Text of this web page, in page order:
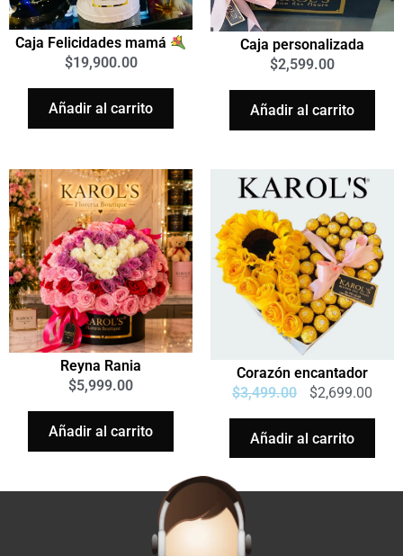
Caja Felicidades mamá
$19,900.00
Añadir al carrito
Caja personalizada
$2,599.00
Añadir al carrito
Reyna Rania
$5,999.00
Añadir al carrito
Corazón encantador
$3,499.00 $2,699.00
Añadir al carrito